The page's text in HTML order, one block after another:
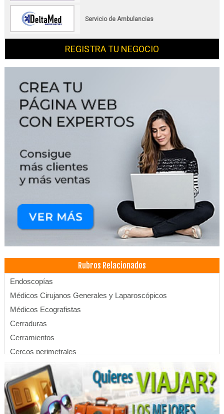
Servicio de Ambulancias
REGISTRA TU NEGOCIO
Rubros Relacionados
Endoscopías
Médicos Cirujanos Generales y Laparoscópicos
Médicos Ecografistas
Cerraduras
Cerramientos
Cercos perimetrales
Monitoreo y Seguridad
Paneles de acero
Sistemas de Seguridad
Ingeniería industrial